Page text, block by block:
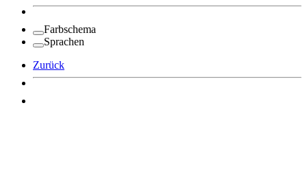
Farbschema
Sprachen
Zurück